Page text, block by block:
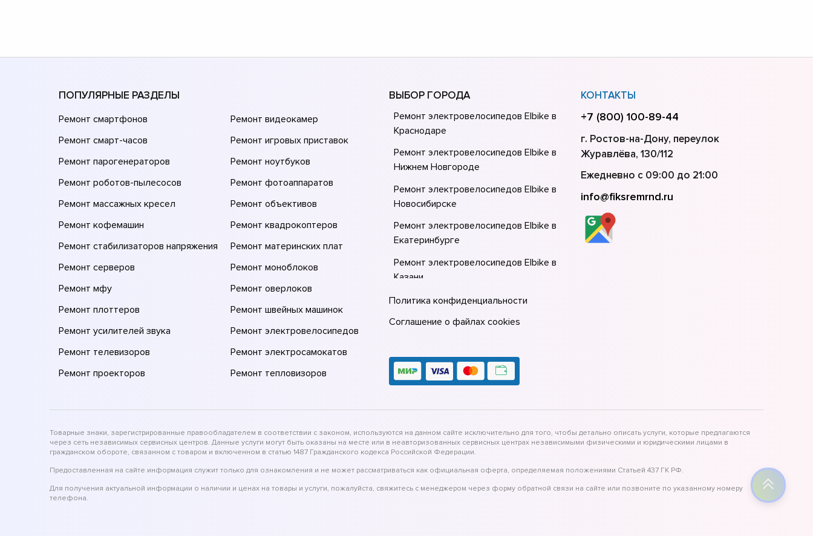
ПОПУЛЯРНЫЕ РАЗДЕЛЫ
Ремонт смартфонов
Ремонт смарт-часов
Ремонт парогенераторов
Ремонт роботов-пылесосов
Ремонт массажных кресел
Ремонт кофемашин
Ремонт стабилизаторов напряжения
Ремонт серверов
Ремонт мфу
Ремонт плоттеров
Ремонт усилителей звука
Ремонт телевизоров
Ремонт проекторов
Ремонт видеокамер
Ремонт игровых приставок
Ремонт ноутбуков
Ремонт фотоаппаратов
Ремонт объективов
Ремонт квадрокоптеров
Ремонт материнских плат
Ремонт моноблоков
Ремонт оверлоков
Ремонт швейных машинок
Ремонт электровелосипедов
Ремонт электросамокатов
Ремонт тепловизоров
ВЫБОР ГОРОДА
Ремонт электровелосипедов Elbike в
Краснодаре
Ремонт электровелосипедов Elbike в
Нижнем Новгороде
Ремонт электровелосипедов Elbike в
Новосибирске
Ремонт электровелосипедов Elbike в
Екатеринбурге
Ремонт электровелосипедов Elbike в
Казани
Ремонт электровелосипедов Elbike в
Политика конфиденциальности
Соглашение о файлах cookies
КОНТАКТЫ
+7 (800) 100-89-44
г. Ростов-на-Дону, переулок
Журавлёва, 130/112
Ежедневно с 09:00 до 21:00
info@fiksremrnd.ru
Товарные знаки, зарегистрированные правообладателем в соответствии с законом, используются на данном сайте исключительно для того, чтобы детально описать услуги, которые предлагаются
через сеть независимых сервисных центров. Данные услуги могут быть оказаны на месте или в неавторизованных сервисных центрах независимыми физическими и юридическими лицами в
гражданском обороте, связанном с товаром и включенном в статью 1487 Гражданского кодекса Российской Федерации.
Предоставленная на сайте информация служит только для ознакомления и не может рассматриваться как официальная оферта, определяемая положениями Статьей 437 ГК РФ.
Для получения актуальной информации о наличии и ценах на товары и услуги, пожалуйста, свяжитесь с менеджером через форму обратной связи на сайте или позвоните по указанному номеру
телефона.